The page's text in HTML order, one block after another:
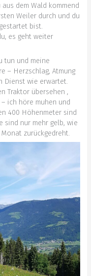
dem Wald kommend
Weiler durch und du
bist.
es geht weiter
tun und meine
– Herzschlag, Atmung
Dienst wie erwartet.
Traktor übersehen ,
ich höre muhen und
400 Höhenmeter sind
sind nur mehr gelb, wie
zurückgedreht.